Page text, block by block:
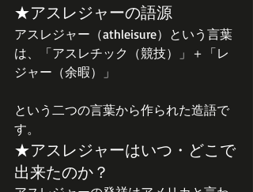
★アスレジャーの語源
アスレジャー（athleisure）という言葉
は、「アスレチック（競技）」＋「レ
ジャー（余暇）」
という二つの言葉から作られた造語で
す。
★アスレジャーはいつ・どこで
出来たのか？